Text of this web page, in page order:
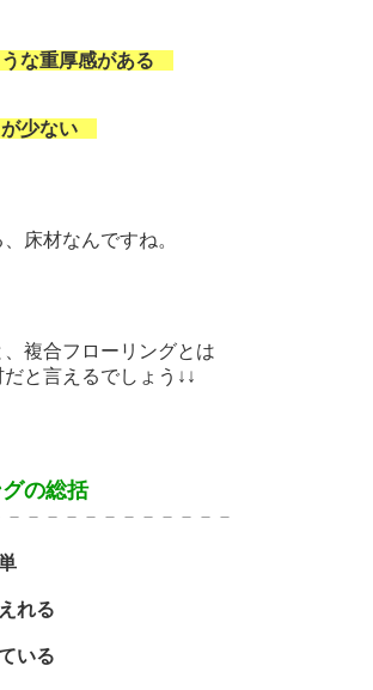
な重厚感がある
少ない
床材なんですね。
複合フローリングとは
と言えるでしょう↓↓
の総括
－－－－ －－－－－－－
れる
いる